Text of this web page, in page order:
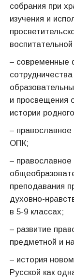
собрания при
изучения и
– современные
и просвещения
истории
–
ОПК;
–
преподавания
духовно-
в 5-9 классах;
– развитие
предметной и
– история
Русской как